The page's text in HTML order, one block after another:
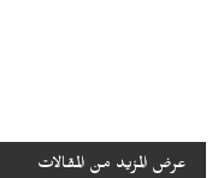
عرض المزيد من المقالات